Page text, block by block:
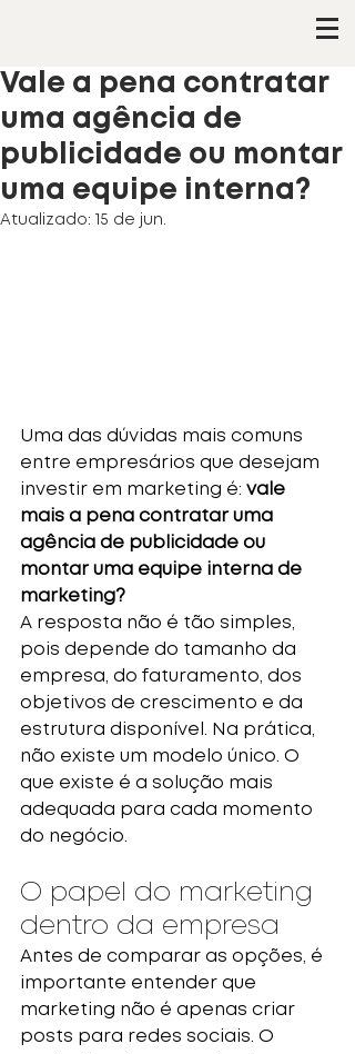
Vale a pena contratar
uma agência de
publicidade ou montar
uma equipe interna?
Atualizado: 15 de jun.
Uma das dúvidas mais comuns
entre empresários que desejam
investir em marketing é: vale
mais a pena contratar uma
agência de publicidade ou
montar uma equipe interna de
marketing?
A resposta não é tão simples,
pois depende do tamanho da
empresa, do faturamento, dos
objetivos de crescimento e da
estrutura disponível. Na prática,
não existe um modelo único. O
que existe é a solução mais
adequada para cada momento
do negócio.
O papel do marketing
dentro da empresa
Antes de comparar as opções, é
importante entender que
marketing não é apenas criar
posts para redes sociais. O